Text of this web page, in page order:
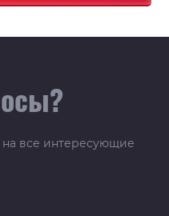
все интересующие